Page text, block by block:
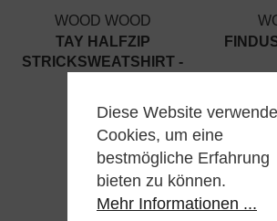
WOOD WOOD
TAY HALFZIP
STRICKSWEATSHIRT -
159,00 €
%
Diese Website
Cookies, um eine
bestmögliche Erfahrung
bieten zu können.
Mehr Informationen ...